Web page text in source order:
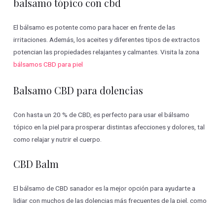
El bálsamo es potente como para hacer en frente de las
irritaciones. Además, los aceites y diferentes tipos de extractos
potencian las propiedades relajantes y calmantes. Visita la zona
bálsamos CBD para piel
Balsamo CBD para dolencias
Con hasta un 20 % de CBD, es perfecto para usar el bálsamo
tópico en la piel para prosperar distintas afecciones y dolores, tal
como relajar y nutrir el cuerpo.
CBD Balm
El bálsamo de CBD sanador es la mejor opción para ayudarte a
lidiar con muchos de las dolencias más frecuentes de la piel, como